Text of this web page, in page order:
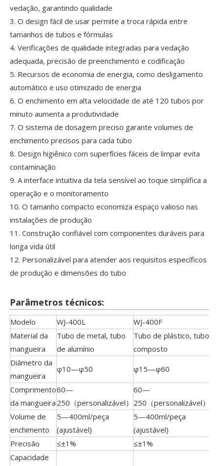
vedação, garantindo qualidade
3. O design fácil de usar permite a troca rápida entre
tamanhos de tubos e fórmulas
4. Verificações de qualidade integradas para vedação
adequada, precisão de preenchimento e codificação
5. Recursos de economia de energia, como desligamento
automático e uso otimizado de energia
6. O enchimento em alta velocidade de até 120 tubos por
minuto aumenta a produtividade
7. O sistema de dosagem preciso garante volumes de
enchimento precisos para cada tubo
8. Design higiênico com superfícies fáceis de limpar evita
contaminação
9. A interface intuitiva da tela sensível ao toque simplifica a
operação e o monitoramento
10. O tamanho compacto economiza espaço valioso nas
instalações de produção
11. Construção confiável com componentes duráveis ​​para
longa vida útil
12. Personalizável para atender aos requisitos específicos
de produção e dimensões do tubo
Parâmetros técnicos:
Modelo WJ-400L
WJ-400F
Material da
mangueira
Tubo de metal, tubo
de alumínio
Tubo de plástico, tubo
composto
Diâmetro da
mangueira
φ10—φ50 φ15—φ60
Comprimento
da mangueira
60—
250（personalizável）
60—
250（personalizável）
Volume de
enchimento
5—400ml/peça
(ajustável)
5—400ml/peça
(ajustável)
Precisão
≤±1%
≤±1%
Capacidade